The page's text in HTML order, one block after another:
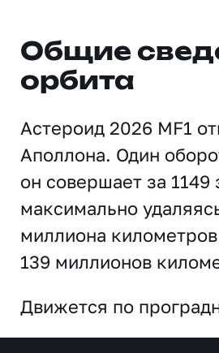
Общие
орбита
Астероид 2026 MF1
Аполлона. Один
он совершает за
максимально
миллиона
139 миллионов
Движется по